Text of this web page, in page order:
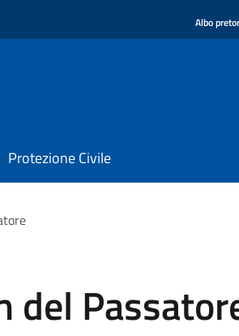
Albo
Protezione Civile
del